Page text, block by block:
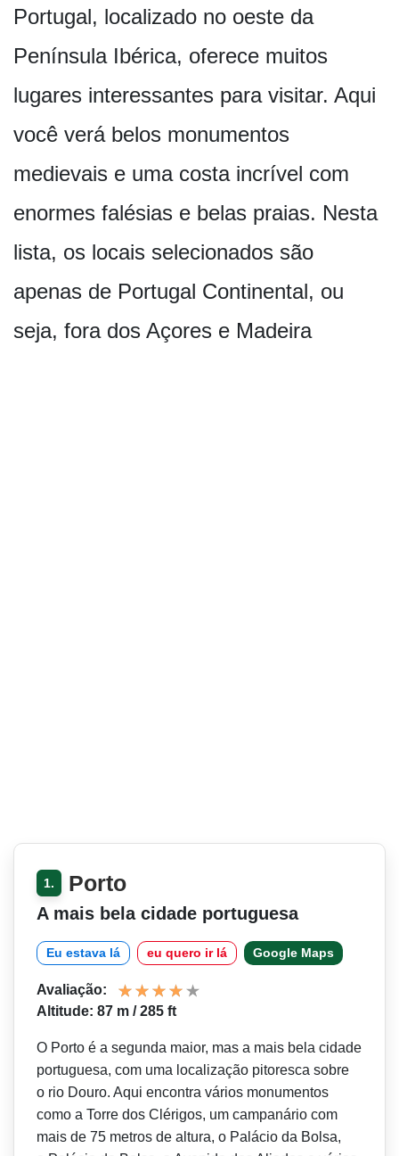
Portugal, localizado no oeste da
Península Ibérica, oferece muitos
lugares interessantes para visitar. Aqui
você verá belos monumentos
medievais e uma costa incrível com
enormes falésias e belas praias. Nesta
lista, os locais selecionados são
apenas de Portugal Continental, ou
seja, fora dos Açores e Madeira
1. Porto
A mais bela cidade portuguesa
Eu estava lá eu quero ir lá Google Maps
Avaliação:
Altitude: 87 m / 285 ft
O Porto é a segunda maior, mas a mais bela cidade
portuguesa, com uma localização pitoresca sobre
o rio Douro. Aqui encontra vários monumentos
como a Torre dos Clérigos, um campanário com
mais de 75 metros de altura, o Palácio da Bolsa,